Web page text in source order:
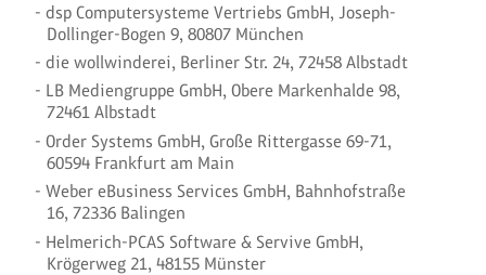
dsp Computersysteme Vertriebs GmbH, Joseph-
Dollinger-Bogen 9, 80807 München
die wollwinderei, Berliner Str. 24, 72458 Albstadt
LB Mediengruppe GmbH, Obere Markenhalde 98,
72461 Albstadt
Order Systems GmbH, Große Rittergasse 69-71,
60594 Frankfurt am Main
Weber eBusiness Services GmbH, Bahnhofstraße
16, 72336 Balingen
Helmerich-PCAS Software & Servive GmbH,
Krögerweg 21, 48155 Münster